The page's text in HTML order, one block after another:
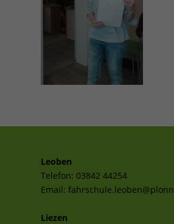
Leoben
Telefon: 03842 44254
Email:
Liezen